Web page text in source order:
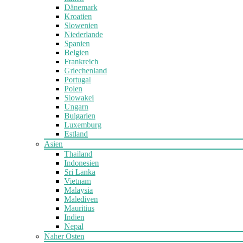
Dänemark
Kroatien
Slowenien
Niederlande
Spanien
Belgien
Frankreich
Griechenland
Portugal
Polen
Slowakei
Ungarn
Bulgarien
Luxemburg
Estland
Asien
Thailand
Indonesien
Sri Lanka
Vietnam
Malaysia
Malediven
Mauritius
Indien
Nepal
Naher Osten